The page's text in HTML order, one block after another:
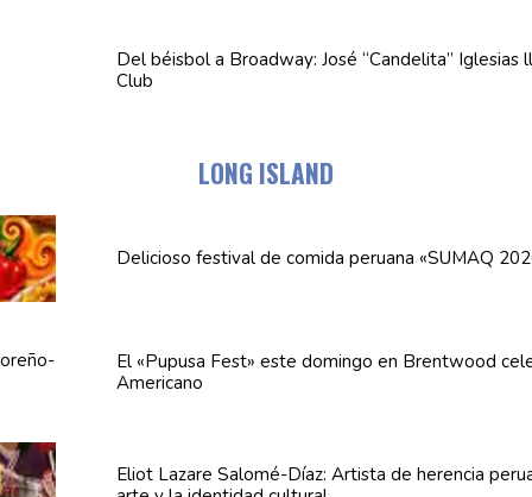
Del béisbol a Broadway: José “Candelita” Iglesias
Club
LONG ISLAND
Delicioso festival de comida peruana «SUMAQ
El «Pupusa Fest» este domingo en Brentwood
Americano
Eliot Lazare Salomé-Díaz: Artista de herencia